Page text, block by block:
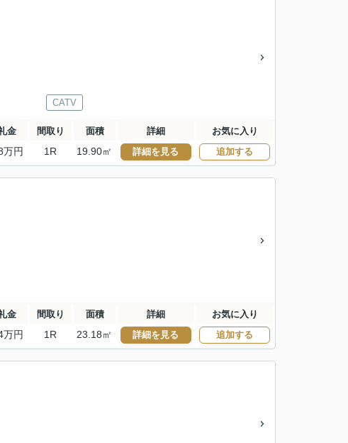
CATV
金 間取り 面積 詳細 お気に入り
万円 1R 19.90㎡ 詳細を見る 追加する
金 間取り 面積 詳細 お気に入り
万円 1R 23.18㎡ 詳細を見る 追加する